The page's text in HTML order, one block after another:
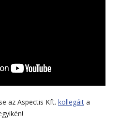
az Aspectis Kft. kollegáit a